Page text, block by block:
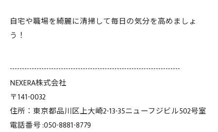
自宅や職場を綺麗に清掃して毎日の気分を高めましょ
う！
----------------------------------------------------------------------
NEXERA株式会社
〒141-0032
住所：東京都品川区上大崎2-13-35ニューフジビル502号室
電話番号 :050-8881-8779